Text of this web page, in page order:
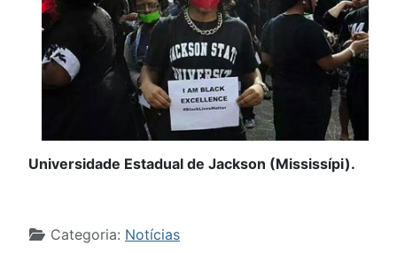
Universidade Estadual de Jackson (Mississípi).
Detalhes
Categoria: Notícias